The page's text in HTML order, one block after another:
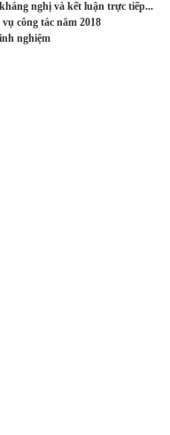
nghị và kết luận trực tiếp...
công tác năm 2018
nghiệm